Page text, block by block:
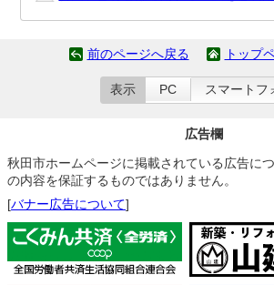
前のページへ戻る トップ
表示 PC スマートフ
広告欄
秋田市ホームページに掲載されている広告に
の内容を保証するものではありません。
[バナー広告について]